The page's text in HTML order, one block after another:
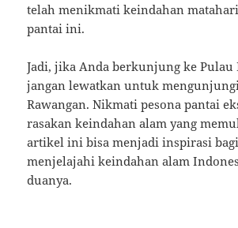
telah menikmati keindahan
pantai ini.
Jadi, jika Anda berkunjung ke Pulau
jangan lewatkan untuk
Rawangan. Nikmati pesona pantai
rasakan keindahan alam yang
artikel ini bisa menjadi inspirasi
menjelajahi keindahan alam
duanya.